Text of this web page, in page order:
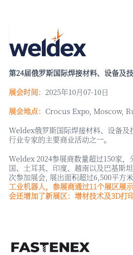
第24届俄罗斯国际焊接材料、设备及
展会时间： 2025年10月07-10日
展会地点： Crocus Expo, Moscow,
Weldex俄罗斯国际焊接材料、设备及
行业专家的主要商业活动之一。
Weldex 2024参展商数量超过150家，
国、土耳其、印度、越南以及巴基斯
次参加展会, 展出面积超过6,500平方米
工业机器人，参展商通过11个展区展
会还增加了新展区：增材技术及3D打印